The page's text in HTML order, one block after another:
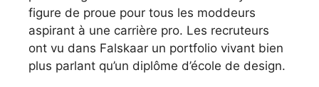
figure de proue pour tous les moddeurs
aspirant à une carrière pro. Les recruteurs
ont vu dans Falskaar un portfolio vivant bien
plus parlant qu’un diplôme d’école de design.